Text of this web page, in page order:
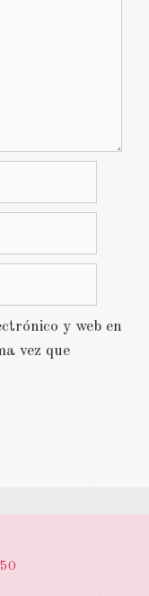
y web en
vez que